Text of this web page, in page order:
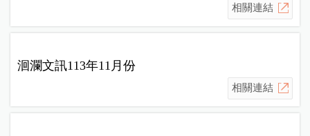
相關連結
洄瀾文訊113年11月份
相關連結